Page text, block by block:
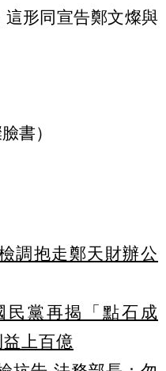
形同宣告鄭文燦與
書）
調抱走鄭天財辦公
民黨再揭「點石成
上百億